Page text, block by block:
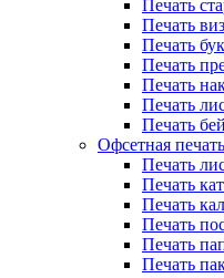
Печать
Печать
Печать
Печать
Печать
Печать
Печать
Офсетная печать
Печать
Печать
Печать
Печать
Печать
Печать